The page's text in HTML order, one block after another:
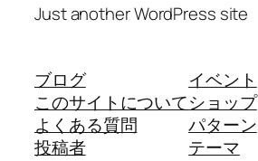
Just another WordPress site
ブログ
このサイトについて
よくある質問
投稿者
イベント
ショップ
パターン
テーマ